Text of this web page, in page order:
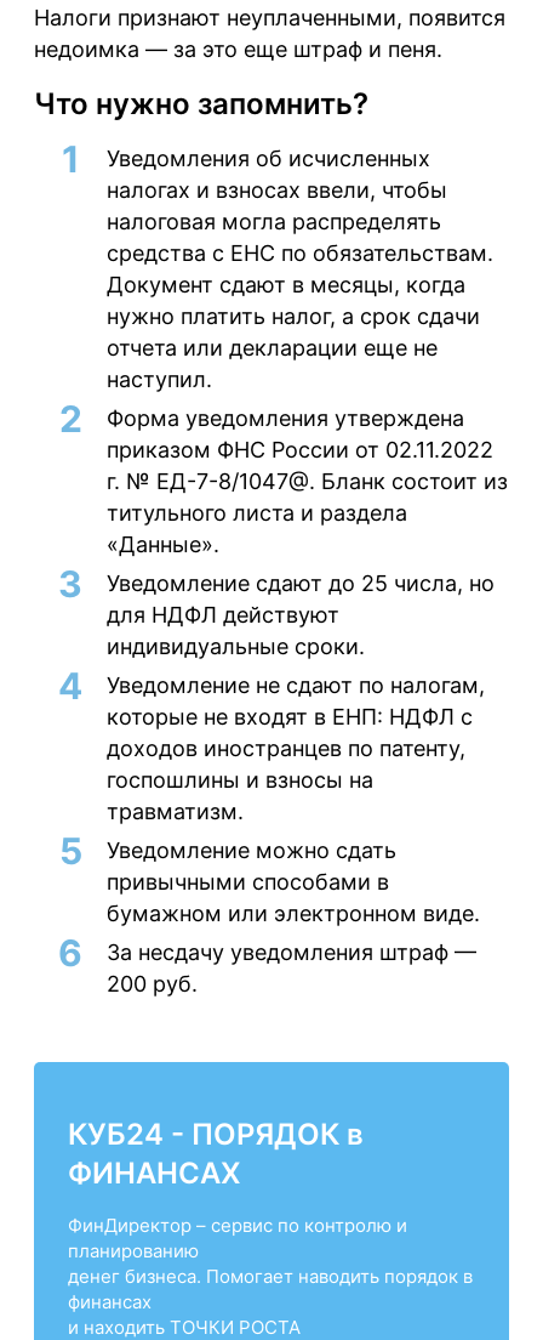
Налоги признают неуплаченными, появится
недоимка — за это еще штраф и пеня.
Что нужно запомнить?
Уведомления об исчисленных
налогах и взносах ввели, чтобы
налоговая могла распределять
средства с ЕНС по обязательствам.
Документ сдают в месяцы, когда
нужно платить налог, а срок сдачи
отчета или декларации еще не
наступил.
Форма уведомления утверждена
приказом ФНС России от 02.11.2022
г. № ЕД-7-8/1047@. Бланк состоит из
титульного листа и раздела
«Данные».
Уведомление сдают до 25 числа, но
для НДФЛ действуют
индивидуальные сроки.
Уведомление не сдают по налогам,
которые не входят в ЕНП: НДФЛ с
доходов иностранцев по патенту,
госпошлины и взносы на
травматизм.
Уведомление можно сдать
привычными способами в
бумажном или электронном виде.
За несдачу уведомления штраф —
200 руб.
КУБ24 - ПОРЯДОК в
ФИНАНСАХ
ФинДиректор – сервис по контролю и
планированию
денег бизнеса. Помогает наводить порядок в
финансах
и находить ТОЧКИ РОСТА